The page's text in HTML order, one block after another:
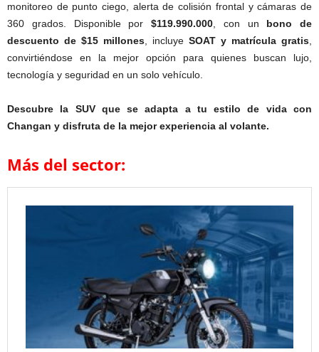
monitoreo de punto ciego, alerta de colisión frontal y cámaras de
360 grados. Disponible por $119.990.000 , con un bono de
descuento de $15 millones , incluye SOAT y matrícula gratis
convirtiéndose en la mejor opción para quienes buscan lujo,
tecnología y seguridad en un solo vehículo.
Descubre la SUV que se adapta a tu estilo de vida con
Changan y disfruta de la mejor experiencia al volante.
Más del sector: